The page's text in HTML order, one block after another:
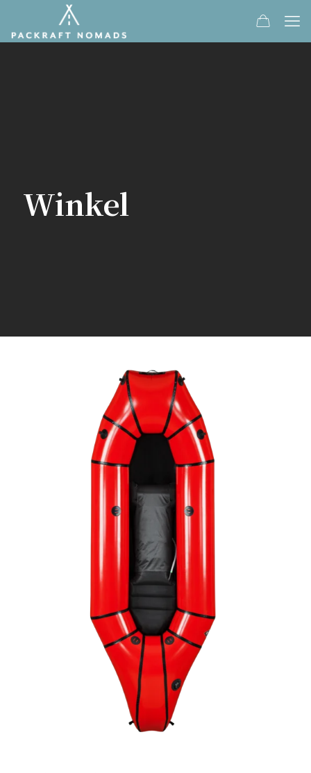
Winkel